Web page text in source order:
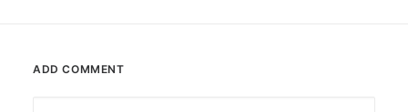
ADD COMMENT